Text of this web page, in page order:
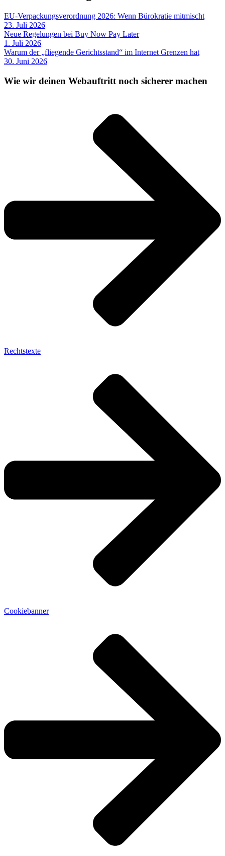
EU-Verpackungsverordnung 2026: Wenn Bürokratie mitmischt
23. Juli 2026
Neue Regelungen bei Buy Now Pay Later
1. Juli 2026
Warum der „fliegende Gerichtsstand“ im Internet Grenzen hat
30. Juni 2026
Wie wir deinen Webauftritt noch sicherer machen
Rechtstexte
Cookiebanner